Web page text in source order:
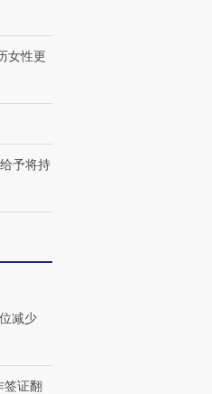
视线｜“入侵”还是“人道危
CFO：不靠规模取胜，华
女性更
予将持
减少
签证翻